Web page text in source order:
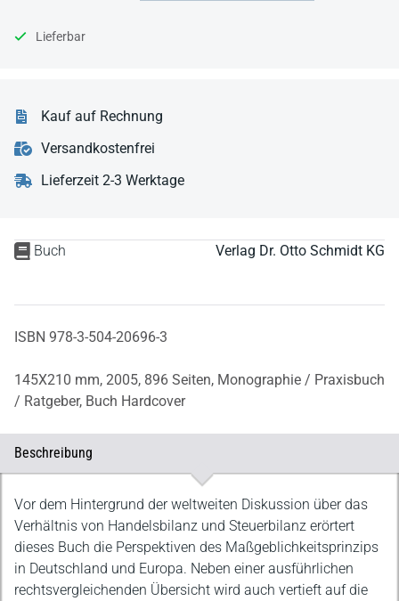
Buch Verlag Dr. Otto Schmidt KG
ISBN 978-3-504-20696-3
145X210 mm, 2005, 896 Seiten, Monographie / Praxisbuch
/ Ratgeber, Buch Hardcover
Lieferbar
Kauf auf Rechnung
Versandkostenfrei
Lieferzeit 2-3 Werktage
Beschreibung
Beschreibung
Vor dem Hintergrund der weltweiten Diskussion über das
Verhältnis von Handelsbilanz und Steuerbilanz erörtert
dieses Buch die Perspektiven des Maßgeblichkeitsprinzips
in Deutschland und Europa. Neben einer ausführlichen
rechtsvergleichenden Übersicht wird auch vertieft auf die